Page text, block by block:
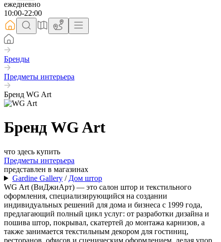
ежедневно
10:00-22:00
Бренды
Предметы интерьера
Бренд WG Art
Бренд WG Art
что здесь купить
Предметы интерьера
представлен в магазинах
Gardine Gallery/ Дом штор
WG Art (ВиДжиАрт) — это салон штор и текстильного
оформления, специализирующийся на создании
индивидуальных решений для дома и бизнеса с 1999 года,
предлагающий полный цикл услуг: от разработки дизайна и
пошива штор, покрывал, скатертей до монтажа карнизов, а
также занимается текстильным декором для гостиниц,
ресторанов, офисов и сценическим оформлением, делая упор